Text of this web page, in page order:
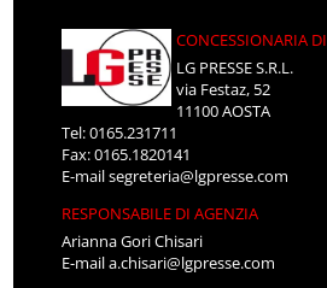
CONCESSIONARIA
LG PRESSE S.R.L.
via Festaz, 52
11100 AOSTA
Tel: 0165.231711
Fax: 0165.1820141
E-mailsegreteria@lgpresse.com
RESPONSABILE DI AGENZIA
Arianna Gori Chisari
E-maila.chisari@lgpresse.com